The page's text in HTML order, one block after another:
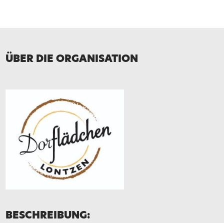
Telefon
Nachricht*
ÜBER DIE ORGANISATION
BESCHREIBUNG: